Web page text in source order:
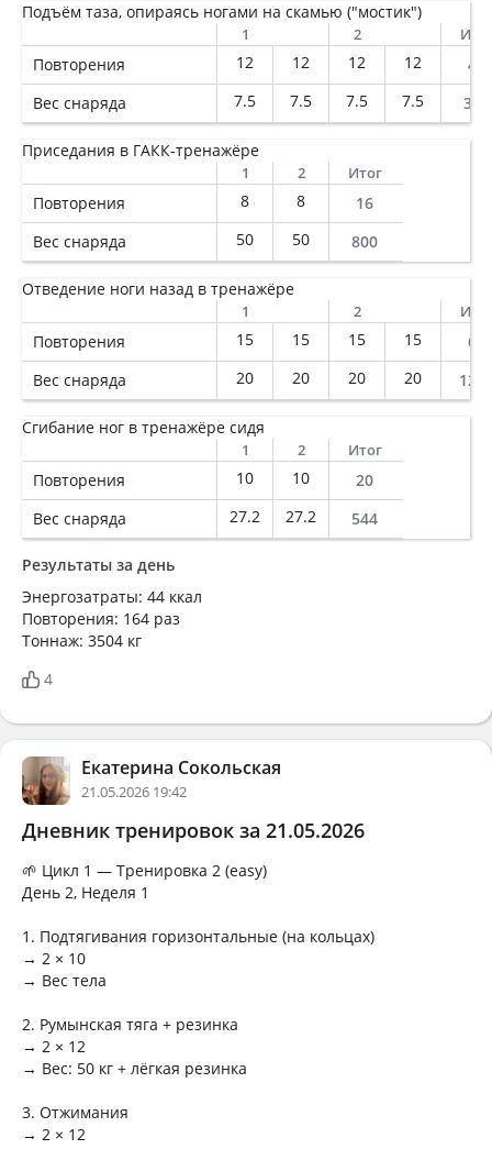
Подъём таза, опираясь ногами на скамью ("мостик")
1 2
Повторения 12 12 12 12
48
Вес снаряда
7.5 7.5 7.5 7.5 360
Приседания в ГАКК-тренажёре
1 2 Итог
Повторения 8 8
16
Вес снаряда
50 50 800
Отведение ноги назад в тренажёре
1 2
Повторения 15 15 15 15
60
Вес снаряда
20 20 20 20
Сгибание ног в тренажёре сидя
1 2 Итог
Повторения 10 10
20
Вес снаряда
27.2 27.2 544
Результаты за день
Энергозатраты: 44 ккал
Повторения: 164 раз
Тоннаж: 3504 кг
4
Екатерина Сокольская
21.05.2026 19:42
Дневник тренировок за 21.05.2026
🌱 Цикл 1 — Тренировка 2 (easy)
День 2, Неделя 1
1. Подтягивания горизонтальные (на кольцах)
→ 2 × 10
→ Вес тела
2. Румынская тяга + резинка
→ 2 × 12
→ Вес: 50 кг + лёгкая резинка
3. Отжимания
→ 2 × 12